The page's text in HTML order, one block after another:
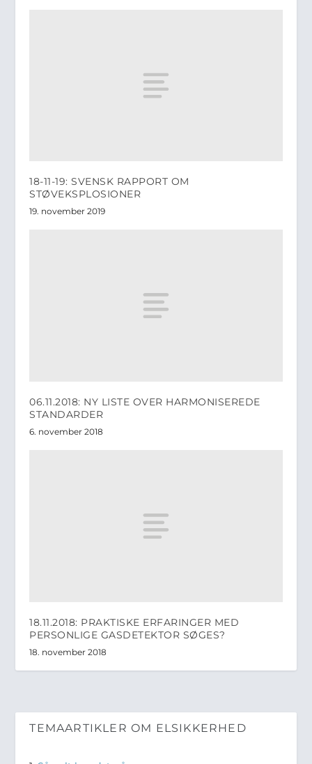
18-11-19: SVENSK RAPPORT OM
STØVEKSPLOSIONER
19. november 2019
06.11.2018: NY LISTE OVER HARMONISEREDE
STANDARDER
6. november 2018
18.11.2018: PRAKTISKE ERFARINGER MED
PERSONLIGE GASDETEKTOR SØGES?
18. november 2018
TEMAARTIKLER OM ELSIKKERHED